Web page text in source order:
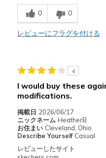
以下に最適
Casual Wear
Sizing
0 0
レビューにフラグを付ける
4
I would buy these
modifications.
掲載日 2026/06/17
ニックネーム HeatherB
お住まい Cleveland, Ohio
Describe Yourself Casual
レビューしたサイト